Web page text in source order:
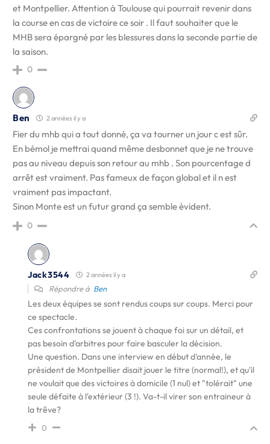
et Montpellier. Attention à Toulouse qui pourrait revenir dans
la course en cas de victoire ce soir . Il faut souhaiter que le
MHB sera épargné par les blessures dans la seconde partie de
la saison.
0
Ben 2 années il y a
Fier du mhb qui a tout donné, ça va tourner un jour c est sûr.
En bémol je mettrai quand même desbonnet que je ne trouve
pas au niveau depuis son retour au mhb . Son pourcentage d
arrêt est vraiment. Pas fameux de façon global et il n est
vraiment pas impactant.
Sinon Monte est un futur grand ça semble évident.
0
Jack3544 2 années il y a
Répondre à Ben
Les deux équipes se sont rendus coups sur coups. Merci pour
ce spectacle.
Ces confrontations se jouent à chaque foi sur un détail, et
pas besoin d'arbitres pour faire basculer la décision.
Une question. Dans une interview en début d'année, le
président de Montpellier disait jouer le titre (normal!), et qu'il
ne voulait que des victoires à domicile (1 nul) et "tolérait" une
seule défaite à l'extérieur (3 !). Va-t-il virer son entraineur à
la trêve?
0